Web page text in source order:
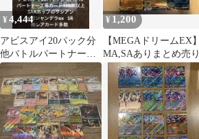
¥4,444
アビスアイ20パック分
他バトルパートナーズ
etc..カード100枚以上
¥ 1,200
【MEGAドリームEX】
MA,SAありまとめ売り